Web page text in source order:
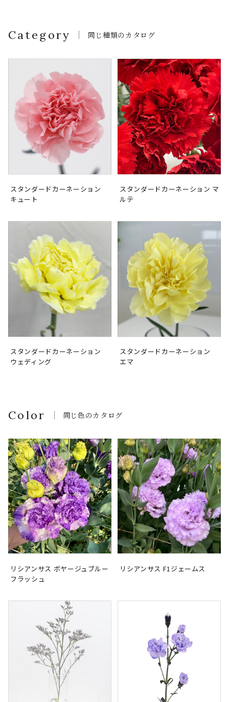
Category 同じ種類のカタログ
スタンダードカーネーション
キュート
スタンダードカーネーション マ
ルテ
スタンダードカーネーション
ウェディング
スタンダードカーネーション
エマ
Color 同じ色のカタログ
リシアンサス ボヤージュブルー
フラッシュ
リシアンサス F1ジェームス